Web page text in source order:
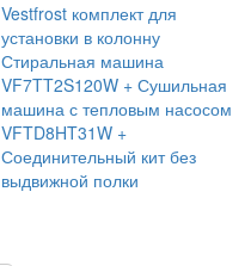
Vestfrost комплект для
установки в колонну
Стиральная машина
VF7TT2S120W + Сушильная
машина с тепловым насосом
VFTD8HT31W +
Соединительный кит без
выдвижной полки